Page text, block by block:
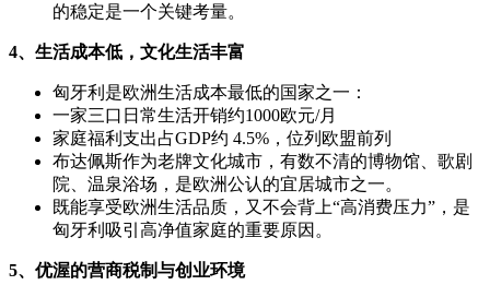
的稳定是一个关键考量。
4、生活成本低，文化生活丰富
匈牙利是欧洲生活成本最低的国家之一：
一家三口日常生活开销约1000欧元/月
家庭福利支出占GDP约 4.5%，位列欧盟前列
布达佩斯作为老牌文化城市，有数不清的博物馆、歌剧
院、温泉浴场，是欧洲公认的宜居城市之一。
既能享受欧洲生活品质，又不会背上“高消费压力”，是
匈牙利吸引高净值家庭的重要原因。
5、优渥的营商税制与创业环境